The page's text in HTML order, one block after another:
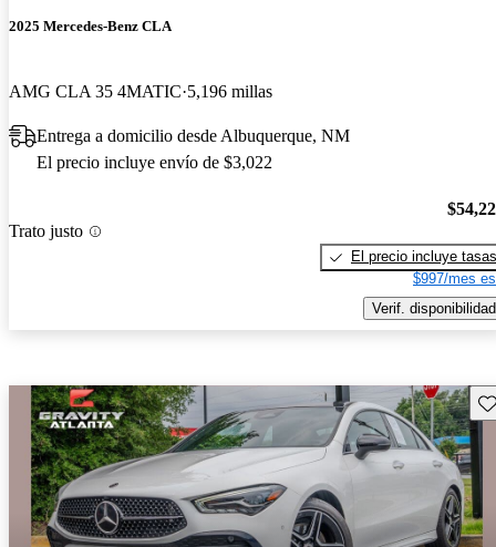
2025 Mercedes-Benz CLA
AMG CLA 35 4MATIC 5,196 millas
Entrega a domicilio desde Albuquerque, NM
El precio incluye envío de $3,022
Trato justo
El precio incluye tasas
$997/mes
Verif. disponibilidad